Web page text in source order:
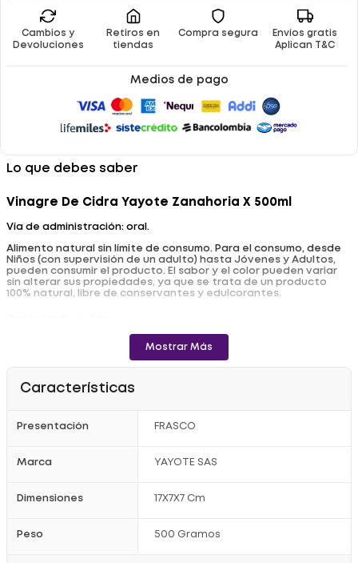
Cambios y
Devoluciones
Retiros en
tiendas
Compra segura
Envíos gratis
Aplican T&C
Medios de pago
Lo que debes saber
Vinagre De Cidra Yayote Zanahoria X 500ml
Vía de administración: oral.
Alimento natural sin límite de consumo. Para el consumo, desde
Niños (con supervisión de un adulto) hasta Jóvenes y Adultos,
pueden consumir el producto. El sabor y el color pueden variar
sin alterar sus propiedades, ya que se trata de un producto
100% natural, libre de conservantes y edulcorantes.
- Intolerancia a la Cidra, intolerancia a la zanahoria.
Recomendaciones:
- Almacenarse fuera de la luz directa del sol.
de la humedad.
posible
para evitar posibles contaminaciones.
Mostrar Más
Características
Presentación FRASCO
Marca YAYOTE SAS
Dimensiones 17X7X7 Cm
Peso 500 Gramos